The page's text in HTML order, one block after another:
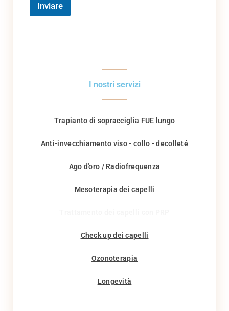
Inviare
I nostri servizi
Trapianto di sopracciglia FUE lungo
Anti-invecchiamento viso - collo - decolleté
Ago d'oro / Radiofrequenza
Mesoterapia dei capelli
Check up dei capelli
Ozonoterapia
Longevità